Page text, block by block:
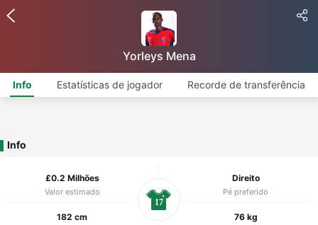
Yorleys Mena
Info Estatísticas de jogador Recorde de transferência
Info
£0.2 Milhões
Valor estimado
Direito
Pé preferido
182 cm 76 kg
17